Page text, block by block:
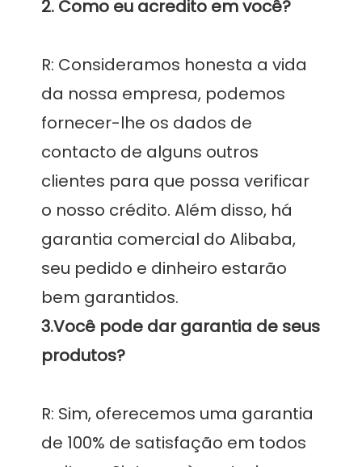
R: Consideramos honesta a vida
da nossa empresa, podemos
fornecer-lhe os dados de
contacto de alguns outros
clientes para que possa verificar
o nosso crédito. Além disso, há
garantia comercial do Alibaba,
seu pedido e dinheiro estarão
3.Você pode dar garantia de seus
R: Sim, oferecemos uma garantia
de 100% de satisfação em todos